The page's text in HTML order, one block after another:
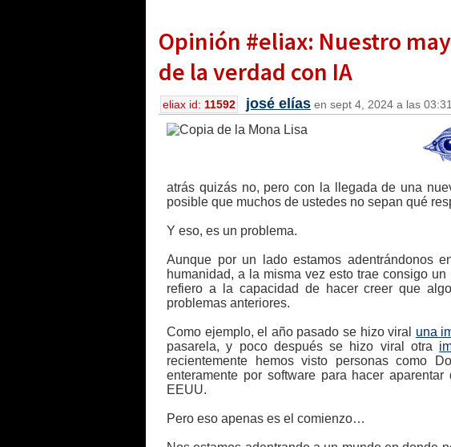
Opinión #eliax: Nuestro
de la verdad con IA
eliax id: 11592 josé elías en sept 4, 2024 a las
atrás quizás no, pero con la llegada de una
posible que muchos de ustedes no sepan qué
Y eso, es un problema.
Aunque por un lado estamos adentrándonos
humanidad, a la misma vez esto trae consigo
refiero a la capacidad de hacer creer que
problemas anteriores.
Como ejemplo, el año pasado se hizo viral una
pasarela, y poco después se hizo viral otra
recientemente hemos visto personas como
enteramente por software para hacer
EEUU.
Pero eso apenas es el comienzo…